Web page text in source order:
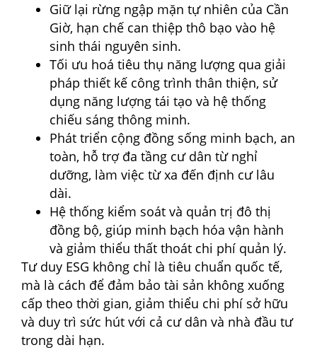
Giữ lại rừng ngập mặn tự nhiên của Cần
Giờ, hạn chế can thiệp thô bạo vào hệ
sinh thái nguyên sinh.
Tối ưu hoá tiêu thụ năng lượng qua giải
pháp thiết kế công trình thân thiện, sử
dụng năng lượng tái tạo và hệ thống
chiếu sáng thông minh.
Phát triển cộng đồng sống minh bạch, an
toàn, hỗ trợ đa tầng cư dân từ nghỉ
dưỡng, làm việc từ xa đến định cư lâu
dài.
Hệ thống kiểm soát và quản trị đô thị
đồng bộ, giúp minh bạch hóa vận hành
và giảm thiểu thất thoát chi phí quản lý.
Tư duy ESG không chỉ là tiêu chuẩn quốc tế,
mà là cách để đảm bảo tài sản không xuống
cấp theo thời gian, giảm thiểu chi phí sở hữu
và duy trì sức hút với cả cư dân và nhà đầu tư
trong dài hạn.